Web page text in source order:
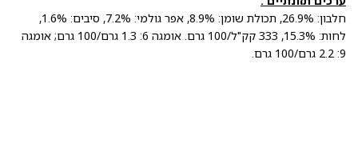
חלבון: 26.9%, תכולת שומן: 8.9%, אפר גולמי: 7.2%, סיבים: 1.6%,
לחות: 15.3%, 333 קק"ל/100 גרם. אומגה 6: 1.3 גרם/100 גרם; אומגה
9: 2.2 גרם/100 גרם.